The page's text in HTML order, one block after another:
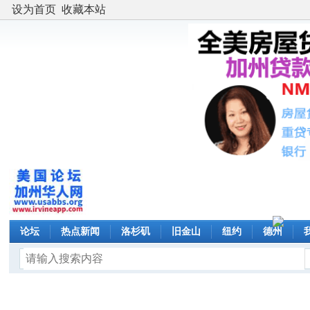
设为首页 收藏本站
论坛 热点新闻 洛杉矶 旧金山 纽约 德州